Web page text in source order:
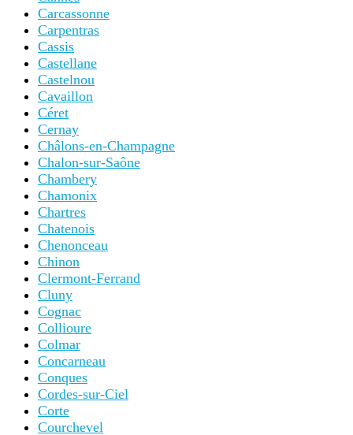
Carcassonne
Carpentras
Cassis
Castellane
Castelnou
Cavaillon
Céret
Cernay
Châlons-en-Champagne
Chalon-sur-Saône
Chambery
Chamonix
Chartres
Chatenois
Chenonceau
Chinon
Clermont-Ferrand
Cluny
Cognac
Collioure
Colmar
Concarneau
Conques
Cordes-sur-Ciel
Corte
Courchevel